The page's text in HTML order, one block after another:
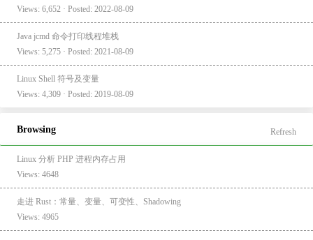
Views: 6,652 · Posted: 2022-08-09
Java jcmd 命令打印线程堆栈
Views: 5,275 · Posted: 2021-08-09
Linux Shell 符号及变量
Views: 4,309 · Posted: 2019-08-09
Browsing Refresh
Linux 分析 PHP 进程内存占用
Views: 4648
走进 Rust：常量、变量、可变性、Shadowing
Views: 4965